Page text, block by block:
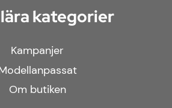
kategorier
Kampanjer
Om butiken